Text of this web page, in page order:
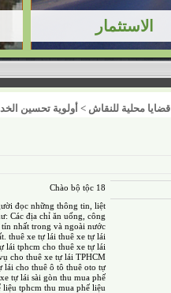
قضايا محلية للنقاش > أولوية تحسين
Chào bộ tộc 18
đọc những thông tin, liệt
Các địa chỉ ăn uống, công
nhất trong và ngoài nước
thuê xe tự lái thuê xe tự lái
lái tphcm cho thuê xe tự lái
cho thuê xe tự lái TPHCM
lái cho thuê ô tô thuê oto tự
tự lái sài gòn thu mua phế
liệu tphcm thu mua phế liệu